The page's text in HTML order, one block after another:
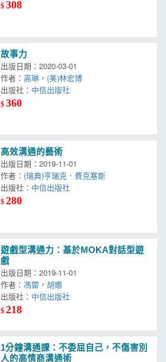
$308
故事力
出版日期：2020-03-01
作者：高琳 ， (美)林宏博
出版社： 中信出版社
$360
高效溝通的藝術
出版日期：2019-11-01
作者： (瑞典)亨瑞克．費克塞斯
出版社： 中信出版社
$280
遊戲型溝通力：基於MOKA對話型遊
戲
出版日期：2019-11-01
作者： 馮雷 ，胡娜
出版社： 中信出版社
$218
1分鐘溝通課：不委屈自己，不傷害別
人的高情商溝通術